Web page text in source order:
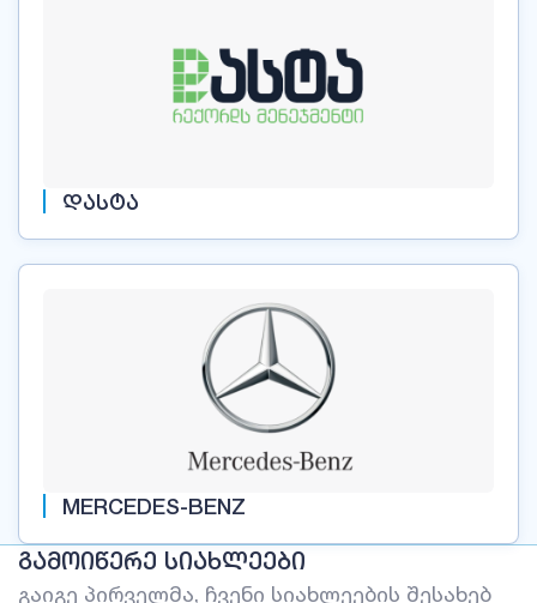
ᲓᲐᲡᲢᲐ
MERCEDES-BENZ
ᲒᲐᲛᲝᲘᲬᲔᲠᲔ ᲡᲘᲐᲮᲚᲔᲔᲑᲘ
გაიგე პირველმა, ჩვენი სიახლეების შესახებ